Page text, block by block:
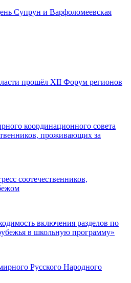
Супрун и Варфоломеевская
прошёл XII Форум регионов
координационного совета
проживающих за
соотечественников,
включения разделов по
в школьную программу»
Русского Народного